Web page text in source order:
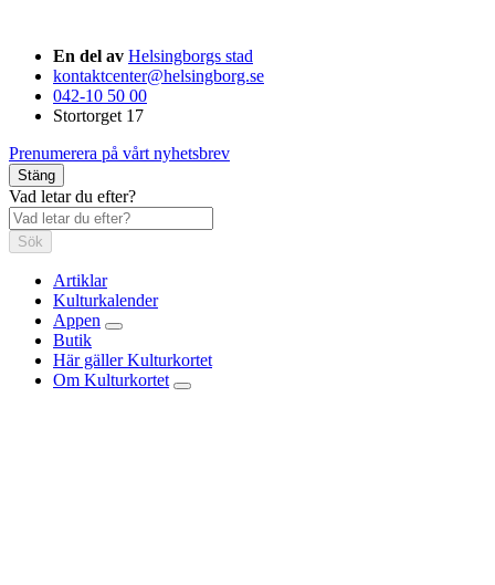
En del av Helsingborgs stad
kontaktcenter@helsingborg.se
042-10 50 00
Stortorget 17
Prenumerera på vårt nyhetsbrev
Stäng
Vad letar du efter?
Sök
Artiklar
Kulturkalender
Appen
Butik
Här gäller Kulturkortet
Om Kulturkortet